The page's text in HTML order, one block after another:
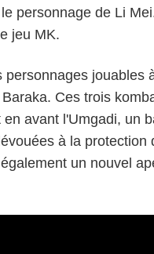
personnage de Li
jeu MK.
personnages jouables
Ces trois
en avant l'Umgadi, un
à la
un nouvel